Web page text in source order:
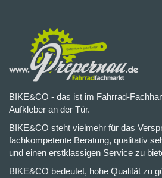
BIKE&CO - das ist im Fahrrad-
Aufkleber an der Tür.
BIKE&CO steht vielmehr für das
fachkompetente Beratung, qualitativ
und einen erstklassigen Service zu
BIKE&CO bedeutet, hohe Qualität zu